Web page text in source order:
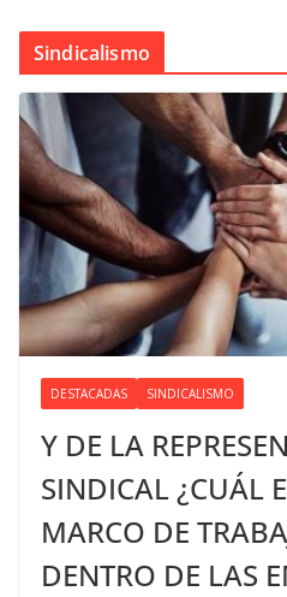
Sindicalismo
DESTACADAS SINDICALISMO
Y DE LA
SINDICAL ¿CUÁL
MARCO DE
DENTRO DE LAS